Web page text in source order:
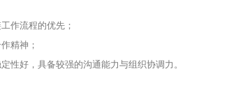
作流程的优先；
精神；
性好，具备较强的沟通能力与组织协调力。